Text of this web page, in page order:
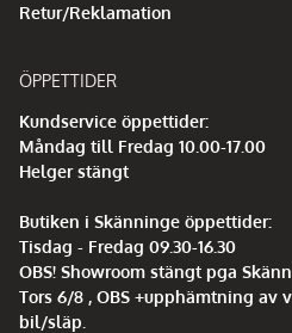
Retur/Reklamation
ÖPPETTIDER
Kundservice öppettider:
Måndag till Fredag 10.00-17.00
Helger stängt
Butiken i Skänninge öppettider:
Tisdag - Fredag 09.30-16.30
OBS! Showroom stängt pga
Tors 6/8 , OBS +upphämtning av
bil/släp.